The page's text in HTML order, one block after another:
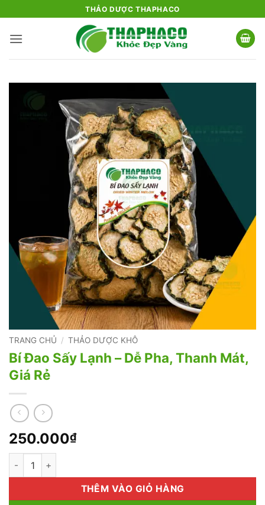
qua
nội
THẢO DƯỢC THAPHACO
TRANG CHỦ / THẢO DƯỢC KHÔ
Bí Đao Sấy Lạnh – Dễ Pha, Thanh Mát,
Giá Rẻ
250.000₫
Bí Đao Sấy Lạnh – Dễ Pha, Thanh Mát, Giá Rẻ số lượng
THÊM VÀO GIỎ HÀNG